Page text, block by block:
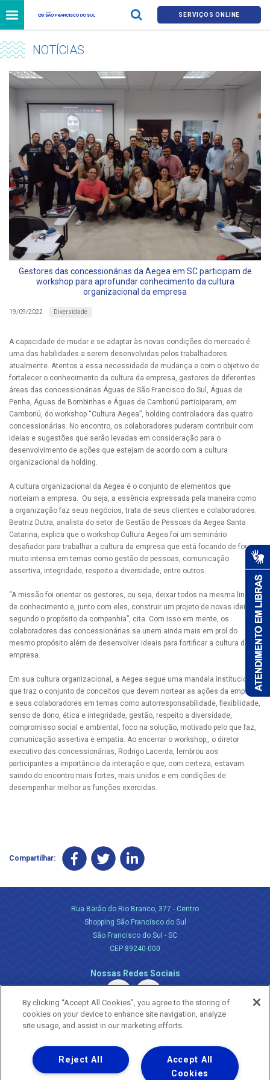
SERVIÇOS ONLINE
NOTÍCIAS
Gestores das concessionárias da Aegea em SC participam de
workshop para aprofundar conhecimento da cultura
organizacional da empresa
19/09/2022 Diversidade
A capacidade de mudar e se adaptar às novas condições do mercado é
uma das habilidades a serem desenvolvidas pelos trabalhadores
atualmente. Atentos a essa necessidade de mudança e com o objetivo de
fortalecer o conhecimento da cultura da empresa, gestores de diferentes
áreas das concessionárias Águas de São Francisco do Sul, Águas de
Penha, Águas de Bombinhas e Águas de Camboriú participaram, em
Camboriú, do workshop “Cultura Aegea”, holding controladora das quatro
concessionárias. No encontro, os colaboradores puderam contribuir com
ideias e sugestões que serão levadas em consideração para o
desenvolvimento de ações que estejam de acordo com a cultura
organizacional da holding.
A cultura organizacional da Aegea é o conjunto de elementos que
norteiam a empresa. Ou seja, a essência expressada pela maneira como
a organização faz seus negócios, trata de seus clientes e colaboradores.
Beatriz Dutra, analista do setor de Gestão de Pessoas da Aegea Santa
Catarina, explica que o workshop Cultura Aegea foi um seminário
desafiador para trabalhar a cultura da empresa que está focando de forma
muito intensa em temas como gestão de pessoas, comunicação
assertiva, integridade, respeito a diversidade, entre outros.
“A missão foi orientar os gestores, ou seja, deixar todos na mesma linha
de conhecimento e, junto com eles, construir um projeto de novas ideias
segundo o propósito da companhia”, cita. Com isso em mente, os
colaboradores das concessionárias se unem ainda mais em prol do
mesmo propósito além de desenvolver ideais para fortificar a cultura da
empresa.
Em sua cultura organizacional, a Aegea segue uma mandala institucional
que traz o conjunto de conceitos que devem nortear as ações da empresa
e seus colaboradores em temas como autorresponsabilidade, flexibilidade,
senso de dono, ética e integridade, gestão, respeito a diversidade,
compromisso social e ambiental, foco na solução, motivado pelo que faz,
comunicação assertiva e empatia. Ao encerrar o workshop,, o diretor
executivo das concessionárias, Rodrigo Lacerda, lembrou aos
participantes a importância da interação e que, com certeza, estavam
saindo do encontro mais fortes, mais unidos e em condições de
desempenhar melhor as funções exercidas.
Compartilhar:
Rua Barão do Rio Branco, 377 - Centro
Shopping São Francisco do Sul
São Francisco do Sul - SC
CEP 89240-000
Nossas Redes Sociais
Uma empresa
Copyright ® 2026 - Todos os Direitos Reservados.
By clicking “Accept All Cookies”, you agree to the storing of
cookies on your device to enhance site navigation, analyze
site usage, and assist in our marketing efforts.
Accept All
Cookies
Reject All